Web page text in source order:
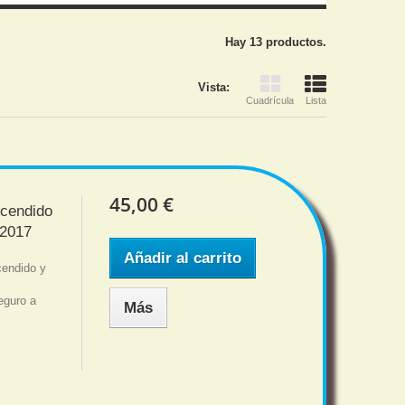
Hay 13 productos.
Vista:
Cuadrícula Lista
y
a
45,00 €
Añadir al carrito
Más